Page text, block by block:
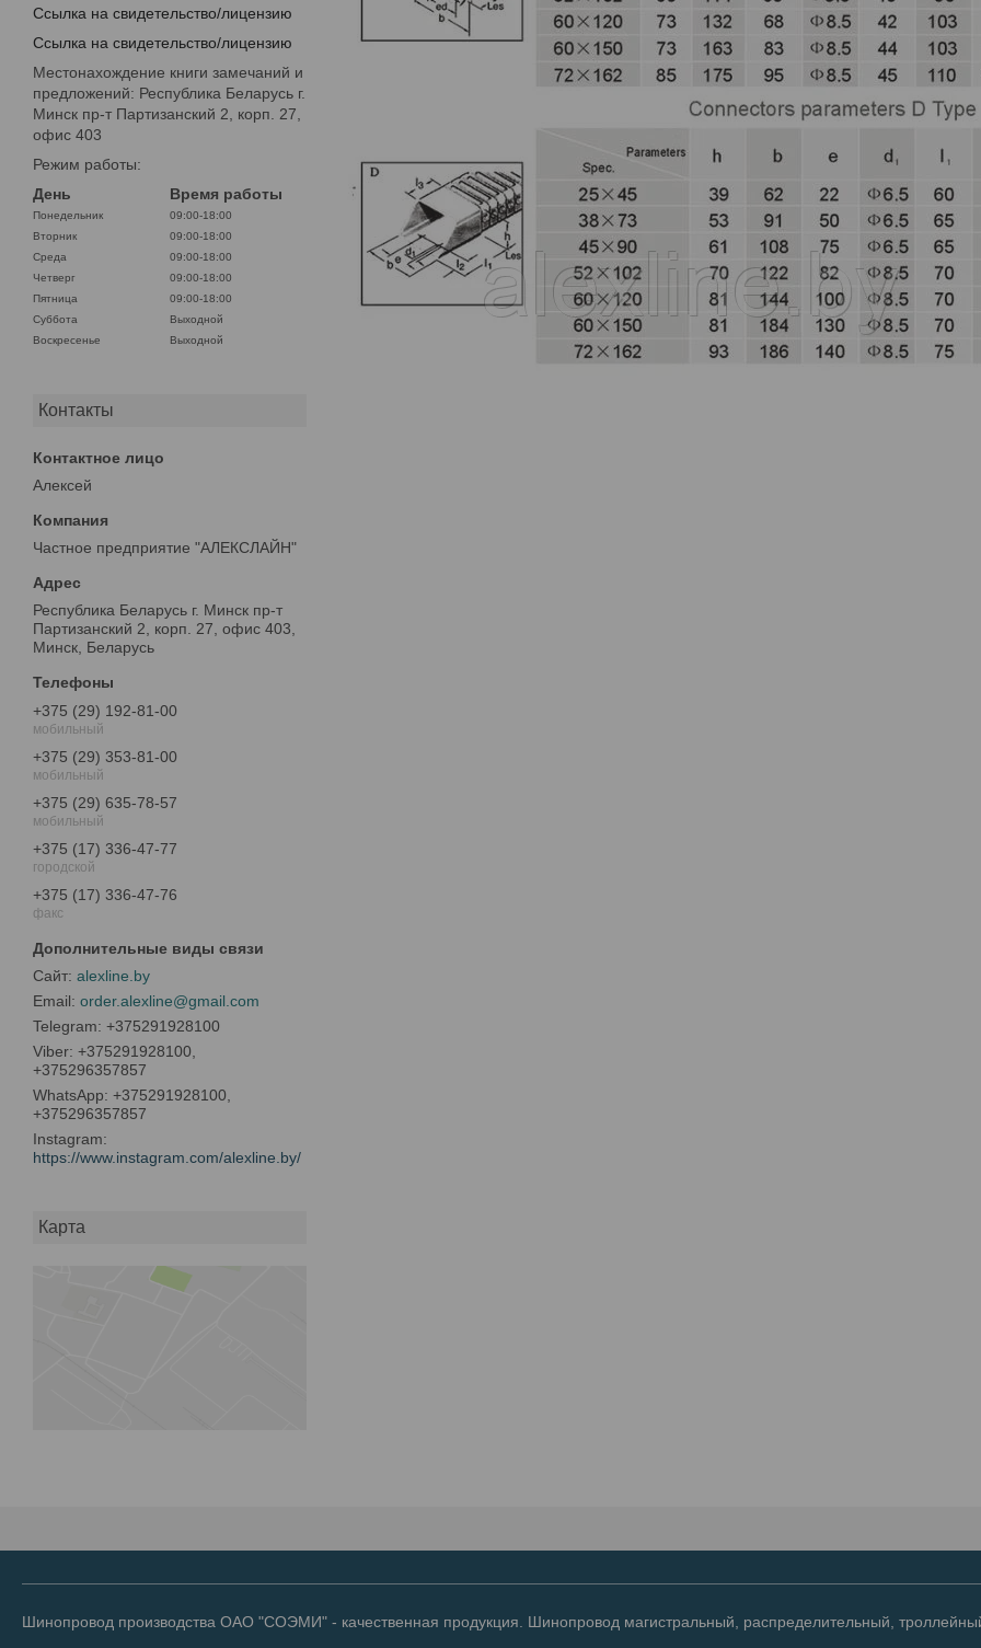
Ссылка на свидетельство/лицензию
Ссылка на свидетельство/лицензию
Местонахождение книги замечаний и
предложений: Республика Беларусь г.
Минск пр-т Партизанский 2, корп. 27,
офис 403
Режим работы:
День
Время работы
Понедельник
09:00-18:00
Вторник
09:00-18:00
Среда
09:00-18:00
Четверг
09:00-18:00
Пятница
09:00-18:00
Суббота
Выходной
Воскресенье
Выходной
Контакты
Алексей
Частное предприятие "АЛЕКСЛАЙН"
Республика Беларусь г. Минск пр-т
Партизанский 2, корп. 27, офис 403,
Минск, Беларусь
+375 (29) 192-81-00
мобильный
+375 (29) 353-81-00
мобильный
+375 (29) 635-78-57
мобильный
+375 (17) 336-47-77
городской
+375 (17) 336-47-76
факс
alexline.by
order.alexline@gmail.com
+375291928100
+375291928100,
+375296357857
+375291928100,
+375296357857
Instagram
https://www.instagram.com/alexline.by/
Карта
Шинопровод производства ОАО "СОЭМИ" - качественная продукция. Шинопровод магистральный, распределительный,